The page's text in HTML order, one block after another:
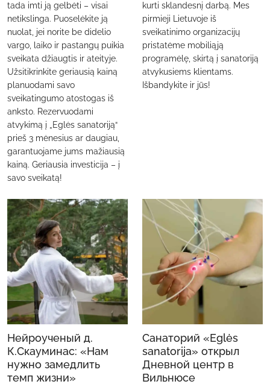
tada imti ją gelbėti – visai
netikslinga. Puoselėkite ją
nuolat, jei norite be didelio
vargo, laiko ir pastangų puikia
sveikata džiaugtis ir ateityje.
Užsitikrinkite geriausią kainą
planuodami savo
sveikatingumo atostogas iš
anksto. Rezervuodami
atvykimą į „Eglės sanatoriją“
prieš 3 mėnesius ar daugiau,
garantuojame jums mažiausią
kainą. Geriausia investicija – į
savo sveikatą!
kurti sklandesnį darbą. Mes
pirmieji Lietuvoje iš
sveikatinimo organizacijų
pristatėme mobiliąją
programėlę, skirtą į sanatoriją
atvykusiems klientams.
Išbandykite ir jūs!
Нейроученый д.
К.Скауминас: «Нам
нужно замедлить
темп жизни»
Санаторий «Eglės
sanatorija» открыл
Дневной центр в
Вильнюсе